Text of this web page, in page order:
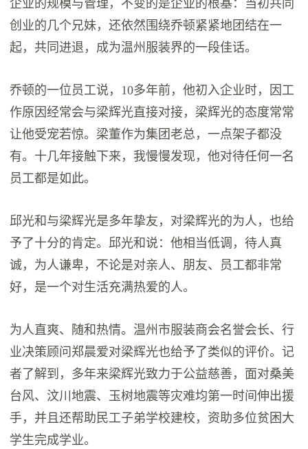
企业的规模与管理，不变的是企业的根基：当初共同
创业的几个兄妹，还依然围绕乔顿紧紧地团结在一
起，共同进退，成为温州服装界的一段佳话。
乔顿的一位员工说，10多年前，他初入企业时，因工
作原因经常会与梁辉光直接对接，梁辉光的态度常常
让他受宠若惊。梁董作为集团老总，一点架子都没
有。十几年接触下来，我慢慢发现，他对待任何一名
员工都是如此。
邱光和与梁辉光是多年挚友，对梁辉光的为人，也给
予了十分的肯定。邱光和说：他相当低调，待人真
诚，为人谦卑，不论是对亲人、朋友、员工都非常
好，是一个对生活充满热爱的人。
为人直爽、随和热情。温州市服装商会名誉会长、行
业决策顾问郑晨爱对梁辉光也给予了类似的评价。记
者了解到，多年来梁辉光致力于公益慈善，面对桑美
台风、汶川地震、玉树地震等灾难均第一时间伸出援
手，并且还帮助民工子弟学校建校，资助多位贫困大
学生完成学业。